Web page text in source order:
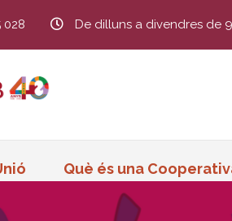
028 De dilluns a divendres de
Què és una